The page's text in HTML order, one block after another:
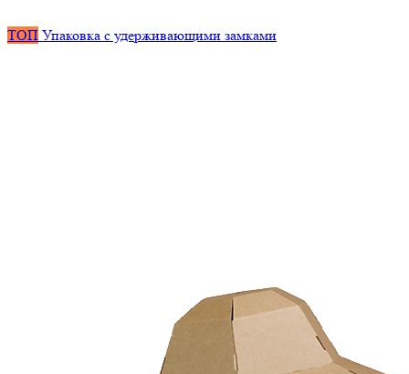
ТОП Упаковка с удерживающими замками